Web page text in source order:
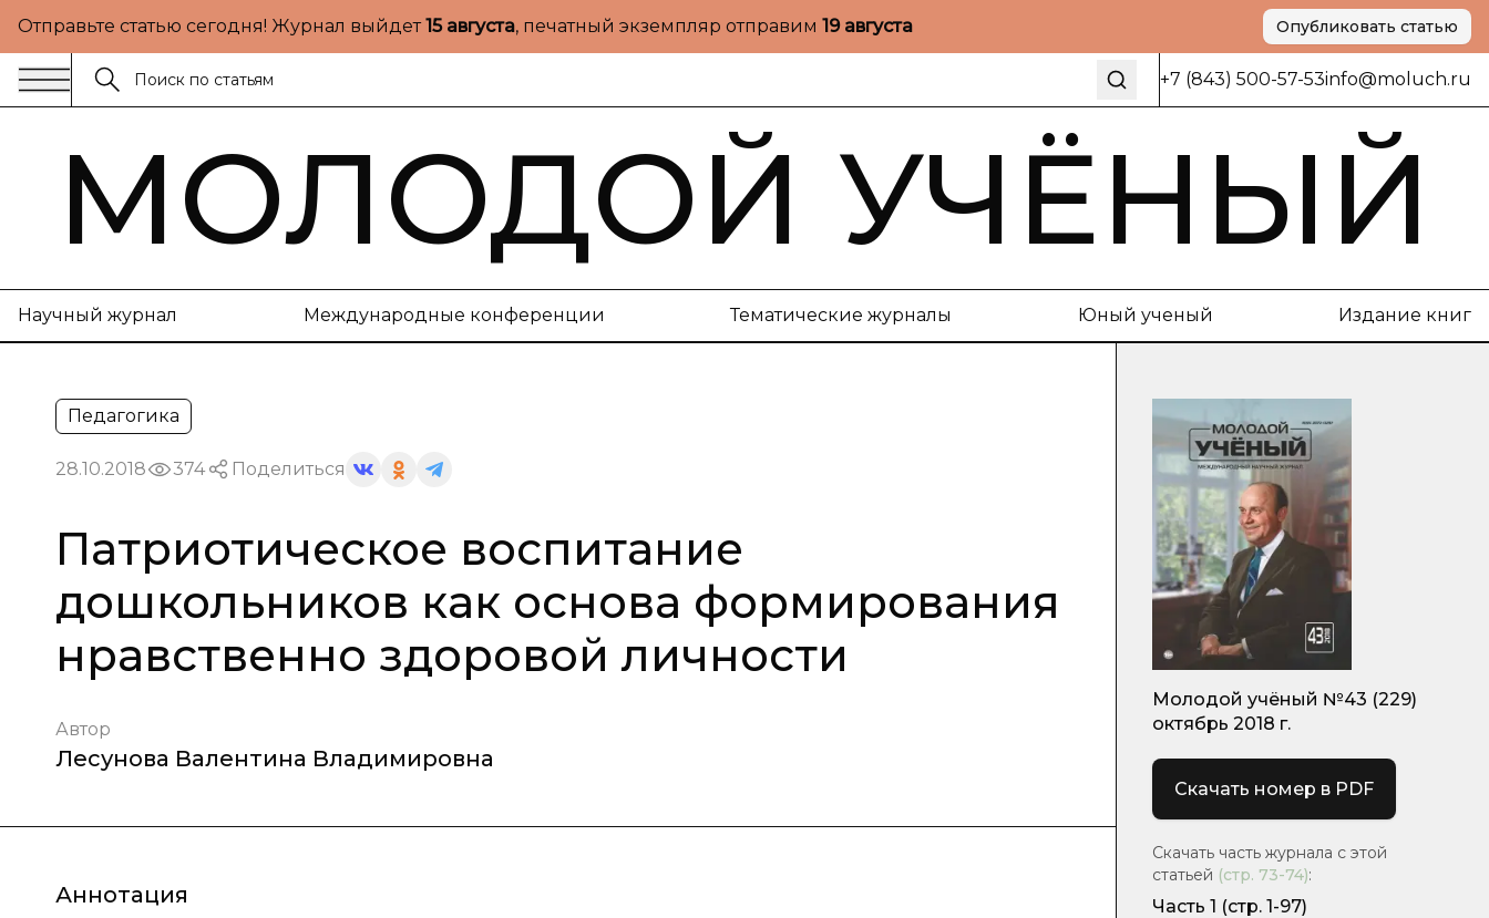
Отправьте статью сегодня! Журнал выйдет15 августа, печатный экземпляр отправим 19 августа Опубликовать статью
+7 (843) 500-57-53info@moluch.ru
МОЛОДОЙ УЧЁНЫЙ
Научный журнал Международные конференции Тематические журналы Юный ученый Издание книг
Педагогика
28.10.2018 374 Поделиться
Патриотическое воспитание
дошкольников как основа формирования
нравственно здоровой личности
Автор
Лесунова Валентина Владимировна
Аннотация
Молодой учёный №43 (229)
октябрь 2018 г.
Скачать номер в PDF
Скачать часть журнала с этой
статьей (стр. 73-74):
Часть 1 (стр. 1-97)